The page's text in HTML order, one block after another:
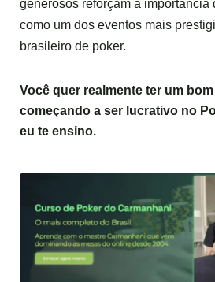
generosos reforçam a
como um dos eventos mais
brasileiro de poker.
Você quer realmente ter um
começando a ser lucrativo no
eu te ensino.